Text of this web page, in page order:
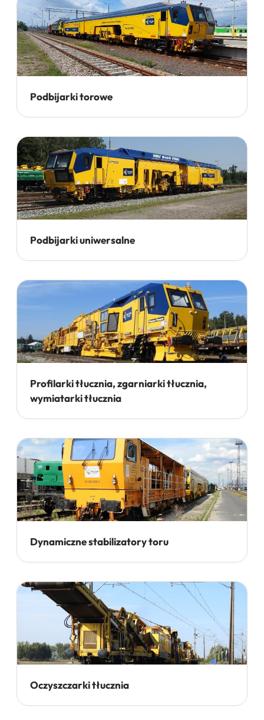
Podbijarki torowe
Podbijarki uniwersalne
Profilarki tłucznia, zgarniarki tłucznia,
wymiatarki tłucznia
Dynamiczne stabilizatory toru
Oczyszczarki tłucznia